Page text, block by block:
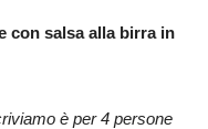
con salsa alla birra in
è per 4 persone